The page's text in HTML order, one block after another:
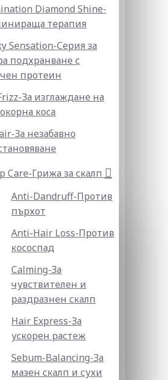
Diamond Shine-
терапия
Sensation-Серия за
подхранване с
протеин
За изглаждане на
коса
За незабавно
Care-Грижа за скалп
Anti-Dandruff-Против
пърхот
Anti-Hair Loss-Против
кососпад
Calming-За
чувствителен и
раздразнен скалп
Hair Express-За
ускорен растеж
Sebum-Balancing-За
мазен скалп и сухи